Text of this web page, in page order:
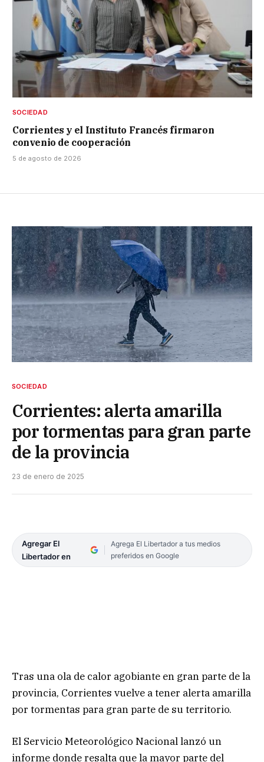
SOCIEDAD
Corrientes y el Instituto Francés firmaron
convenio de cooperación
5 de agosto de 2026
SOCIEDAD
Corrientes: alerta amarilla
por tormentas para gran parte
de la provincia
23 de enero de 2025
Agregar El
Libertador en
Agrega El Libertador a tus medios
preferidos en Google
Tras una ola de calor agobiante en gran parte de la
provincia, Corrientes vuelve a tener alerta amarilla
por tormentas para gran parte de su territorio.
El Servicio Meteorológico Nacional lanzó un
informe donde resalta que la mayor parte del